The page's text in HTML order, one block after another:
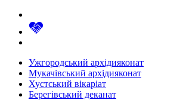
Ужгородський архідияконат
Мукачівський архідияконат
Хустський вікаріат
Берегівський деканат